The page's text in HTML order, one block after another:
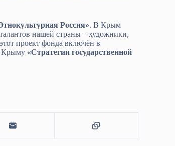
Россия». В Крым
нашей страны – художники,
проект фонда включён в
Крыму «Стратегии государственной